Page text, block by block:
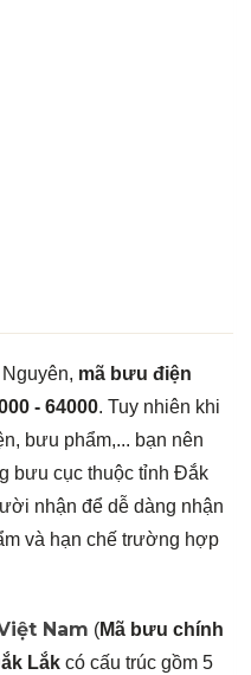
mã bưu điện
- 64000. Tuy nhiên khi
bưu phẩm,... bạn nên
bưu cục thuộc tỉnh Đắk
nhận để dễ dàng nhận
và hạn chế trường hợp
Nam (Mã bưu chính
Lắk có cấu trúc gồm 5